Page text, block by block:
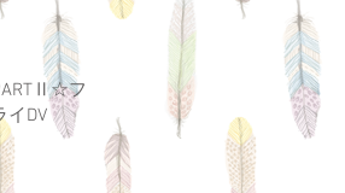
フ
イDV